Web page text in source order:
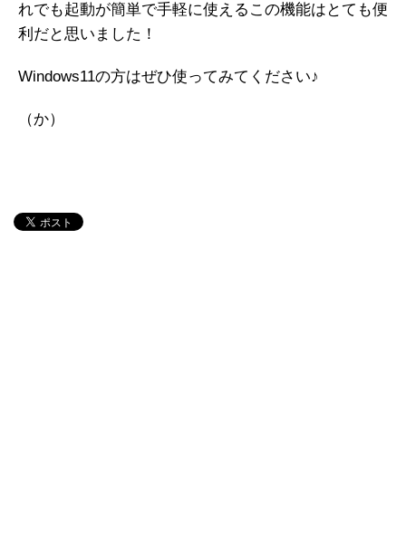
れでも起動が簡単で手軽に使えるこの機能はとても便
利だと思いました！
Windows11の方はぜひ使ってみてください♪
（か）